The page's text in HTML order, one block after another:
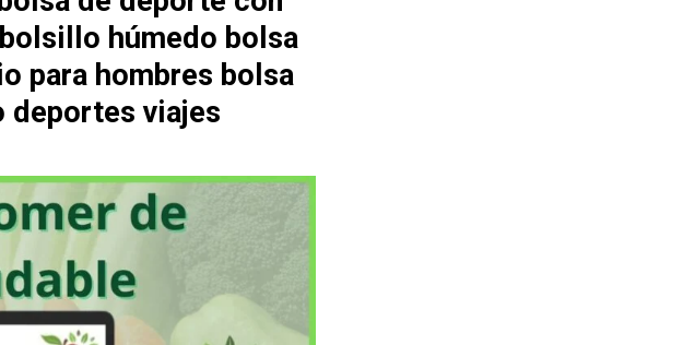
húmedo bolsa
para hombres bolsa
deportes viajes